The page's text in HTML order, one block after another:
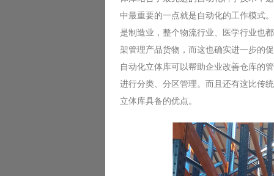
中最重要的一点就是自动化的工作模式
是制造业，整个物流行业、医学行业也
架管理产品货物，而这也确实进一步的
自动化立体库可以帮助企业改善仓库的
进行分类、分区管理。而且还有这比传
立体库具备的优点。